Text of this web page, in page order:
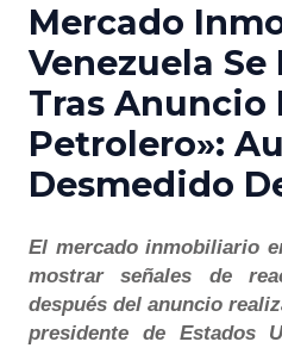
Mercado
Venezuela Se
Tras Anuncio
Petrolero»:
Desmedido
El mercado inmobiliario
mostrar señales de
después del anuncio
presidente de Estados